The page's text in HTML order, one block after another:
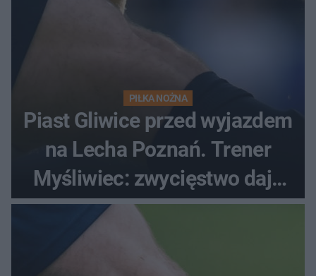
PIŁKA NOŻNA
Piast Gliwice przed wyjazdem
na Lecha Poznań. Trener
Myśliwiec: zwycięstwo daje
satysfakcję